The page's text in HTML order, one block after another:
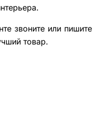
звоните или пишите
товар.